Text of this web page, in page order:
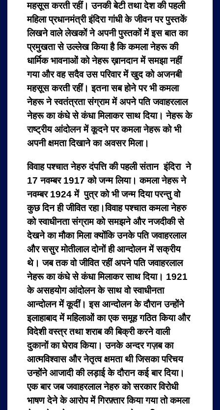
महसूस करती रहीं। उनकी बेटी तथा देश की पहली
महिला प्रधानमंत्री इंदिरा गांधी के जीवन पर पुस्तकें
लिखने वाले लेखकों ने अपनी पुस्तकों में इस बात का
प्रमुखता से उल्लेख किया है कि कमला नेहरू की
धार्मिक भावनाओं को नेहरू ख़ानदान में समझा नहीं
गया और वह सदैव उस परिवार में खुद को अजनबी
महसूस करती रहीं। इतना सब होने पर भी कमला
नेहरू ने स्वतंत्रता संग्राम में अपने पति जवाहरलाल
नेहरू का कंधे से कंधा मिलाकर साथ दिया। नेहरू के
राष्ट्रीय आंदोलन में कूदने पर कमला नेहरू को भी
अपनी क्षमता दिखाने का अवसर मिला।
विवाह पश्चात नेहरु दंपत्ति की पहली संतान इंदिरा ने
17 नवम्बर 1917 को जन्म लिया।कमला नेहरू ने
नवम्बर 1924 में पुत्र को भी जन्म दिया परन्तु वो
कुछ दिन ही जीवित रहा।विवाह पश्चात कमला नेहरु
को स्वाधीनता संग्राम को समझने और नजदीकी से
देखने का मौका मिला क्योंकि उनके पति जवाहरलाल
और ससुर मोतीलाल दोनों ही आन्दोलन में सक्रीय
थे। जब तक वो जीवित रहीं अपने पति जवाहरलाल
नेहरू का कंधे से कंधा मिलाकर साथ दिया। 1921
के असहयोग आंदोलन के साथ वो स्वाधीनता
आन्दोलन में कूदीं। इस आन्दोलन के दौरान उन्होंने
इलाहाबाद में महिलाओं का एक समूह गठित किया और
विदेशी वस्त्र तथा शराब की बिक्री करने वाली
दुकानों का घेराव किया। उनके अन्दर गज़ब का
आत्मविश्वास और नेतृत्व क्षमता थी जिसका परिचय
उन्होंने आजादी की लड़ाई के दौरान कई बार दिया।
एक बार जब जवाहरलाल नेहरु को सरकार विरोधी
भाषण देने के आरोप में गिरफ़्तार किया गया तो कमला